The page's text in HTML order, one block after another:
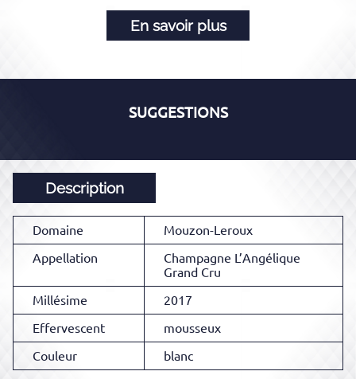
En savoir plus
SUGGESTIONS
Description
Domaine
Mouzon-Leroux
Appellation
Champagne L’Angélique
Grand Cru
Millésime
2017
Effervescent
mousseux
Couleur
blanc